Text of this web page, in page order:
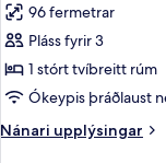
reyklaust
sjávarsýn
Svíta
-
1
stórt
tvíbreitt
rúm
96 fermetrar
Pláss fyrir 3
1 stórt tvíbreitt rúm
Ókeypis þráðlaust
Nánari upplýsingar
Nánari